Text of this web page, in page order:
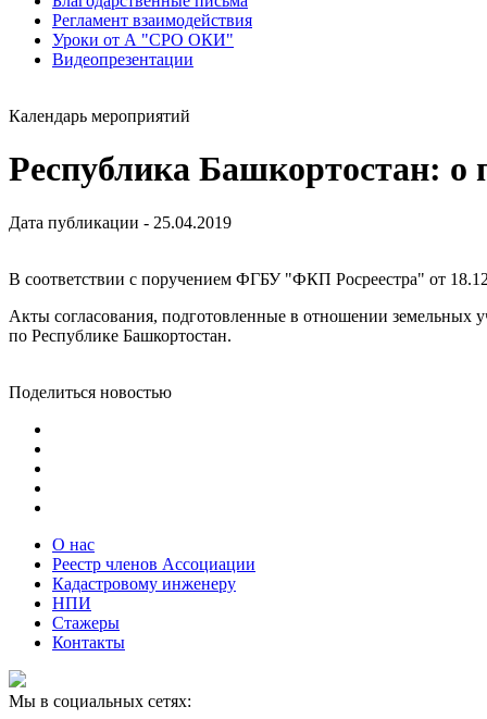
Регламент взаимодействия
Уроки от А "СРО ОКИ"
Видеопрезентации
Календарь мероприятий
Республика Башкортостан: о
Дата публикации - 25.04.2019
В соответствии с поручением ФГБУ "ФКП Росреестра" от
Акты согласования, подготовленные в отношении земельных
по Республике Башкортостан.
Поделиться новостью
О нас
Реестр членов Ассоциации
Кадастровому инженеру
НПИ
Стажеры
Контакты
Мы в социальных сетях: